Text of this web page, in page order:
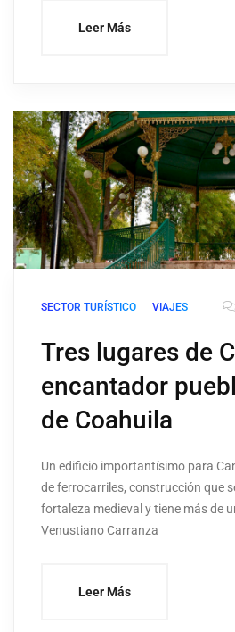
Leer Más
SECTOR TURÍSTICO VIAJES
Tres lugares de
encantador
de Coahuila
Un edificio importantísimo para
de ferrocarriles, construcción que
fortaleza medieval y tiene más de
Venustiano Carranza
Leer Más